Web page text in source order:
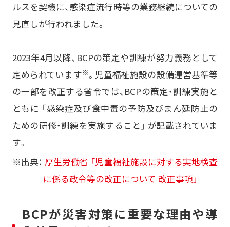
ルスを契機に、感染症流行時等の業務継続についての
見直しが行われました。
2023年4月以降、BCPの策定や訓練が努力義務として
定められています※。児童福祉施設の設備運営基準等
の一部を改正する省令では、BCPの策定・訓練実施と
ともに 「感染症及び食中毒の予防及びまん延防止の
ための研修・訓練を実施すること」 が記載されていま
す。
※出典： 厚生労働省 「児童福祉施設に対する実地検査
に係る政令等の改正について 改正事項」
BCPが災害対策に重要な理由や導